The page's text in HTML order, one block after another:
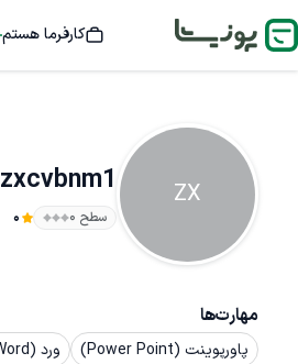
کارفرما هستم
ZX
zxcvbnm1
سطح ۰ 0
مهارت‌ها
پاورپوینت (Power Point) ورد (Word)